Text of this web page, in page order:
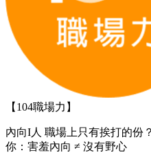
【104職場力】
內向I人 職場上只有挨打的份
你：害羞內向 ≠ 沒有野心